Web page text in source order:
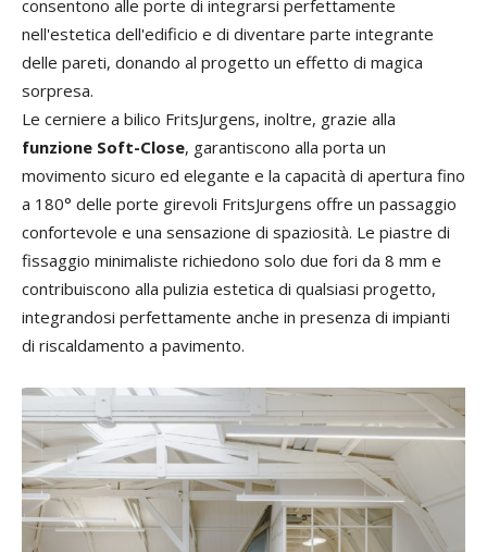
consentono alle porte di integrarsi perfettamente
nell'estetica dell'edificio e di diventare parte integrante
delle pareti, donando al progetto un effetto di magica
sorpresa.
Le cerniere a bilico FritsJurgens, inoltre, grazie alla
funzione Soft-Close, garantiscono alla porta un
movimento sicuro ed elegante e la capacità di apertura fino
a 180° delle porte girevoli FritsJurgens offre un passaggio
confortevole e una sensazione di spaziosità. Le piastre di
fissaggio minimaliste richiedono solo due fori da 8 mm e
contribuiscono alla pulizia estetica di qualsiasi progetto,
integrandosi perfettamente anche in presenza di impianti
di riscaldamento a pavimento.